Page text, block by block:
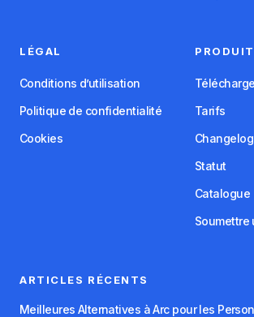
LÉGAL
Conditions d’utilisation
Politique de confidentialité
Cookies
PRODUIT
Tarifs
Changelog
Statut
Catalogue
Soumettre
ARTICLES RÉCENTS